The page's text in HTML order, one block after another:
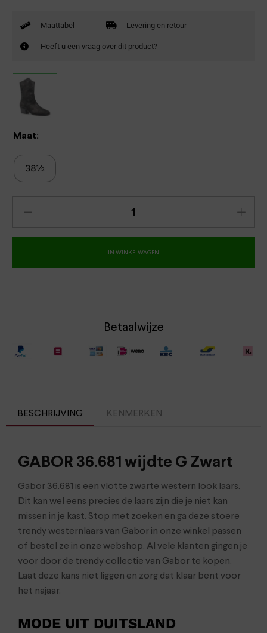
Maattabel Levering en retour
Heeft u een vraag over dit product?
Maat:
38½
IN WINKELWAGEN
Betaalwijze
BESCHRIJVING KENMERKEN
GABOR 36.681 wijdte G Zwart
Gabor 36.681 is een vlotte zwarte western look laars.
Dit kan wel eens precies de laars zijn die je niet kan
missen in je kast. Stop met zoeken en ga deze stoere
trendy westernlaars van Gabor in onze winkel passen
of bestel ze in onze webshop. Al vele klanten gingen je
voor door de trendy collectie van Gabor te kopen.
Laat deze kans niet liggen en zorg dat klaar bent voor
het najaar.
MODE UIT DUITSLAND